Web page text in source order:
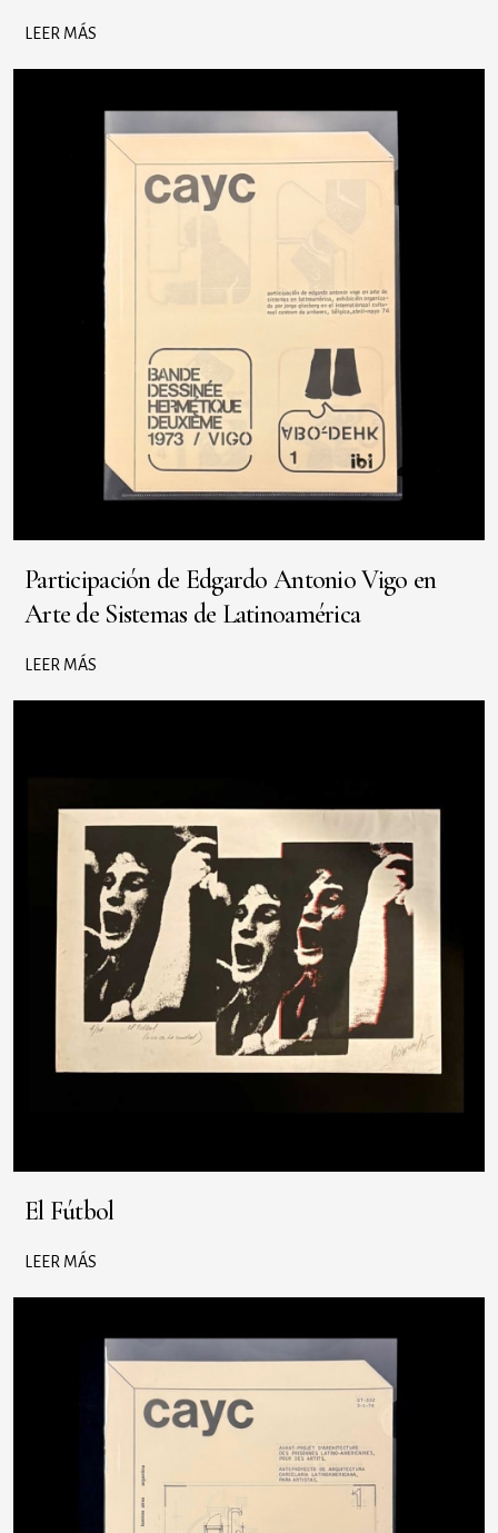
LEER MÁS
Participación de Edgardo Antonio Vigo en
Arte de Sistemas de Latinoamérica
LEER MÁS
El Fútbol
LEER MÁS